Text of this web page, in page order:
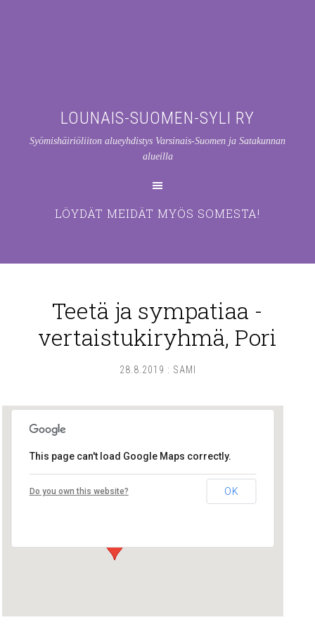
LOUNAIS-SUOMEN-SYLI RY
Syömishäiriöliiton alueyhdistys Varsinais-Suomen ja Satakunnan
alueilla
LÖYDÄT MEIDÄT MYÖS SOMESTA!
Teetä ja sympatiaa -
vertaistukiryhmä, Pori
28.8.2019 : SAMI
Pikku-Tiinan kirppis
Herttuan tori - Pori
This page can't load Google Maps correctly.
Do you own this website? OK